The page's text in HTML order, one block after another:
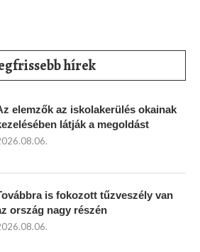
hírek
elemzők az iskolakerülés okainak
látják a megoldást
is fokozott tűzveszély van
ország nagy részén